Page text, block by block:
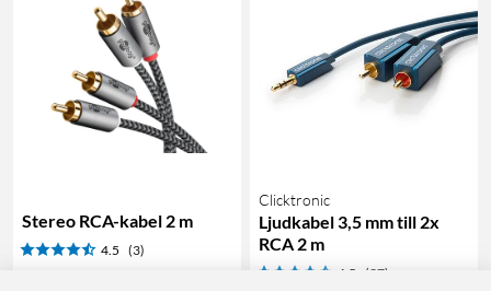
Stereo RCA-kabel 2 m
4.5 (3)
Clicktronic
Ljudkabel 3,5 mm till 2x
RCA 2 m
4.5 (37)